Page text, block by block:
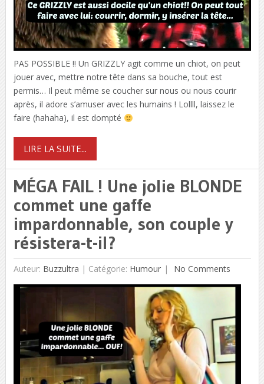
PAS POSSIBLE !! Un GRIZZLY agit comme un chiot, on peut
jouer avec, mettre notre tête dans sa bouche, tout est
permis… Il peut même se coucher sur nous ou nous courir
après, il adore s’amuser avec les humains ! Lollll, laissez le
faire (hahaha), il est dompté
LIRE LA SUITE...
MÉGA FAIL ! Une jolie BLONDE
commet une gaffe
impardonnable, son couple y
résistera-t-il?
Auteur: Buzzultra | Catégorie: Humour No Comments